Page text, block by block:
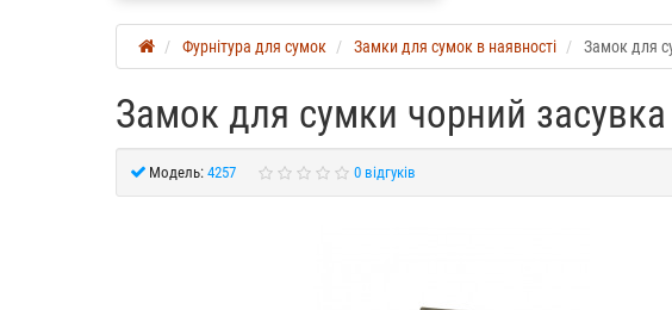
Фурнітура для сумок Замки для сумок в наявності Замок для
Замок для сумки чорний
Модель: 4257 0 відгуків